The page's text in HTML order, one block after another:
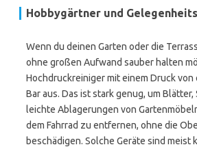
Hobbygärtner und
Wenn du deinen Garten oder die
ohne großen Aufwand sauber halten
Hochdruckreiniger mit einem Druck von
Bar aus. Das ist stark genug, um Blätter,
leichte Ablagerungen von
dem Fahrrad zu entfernen, ohne die
beschädigen. Solche Geräte sind meist